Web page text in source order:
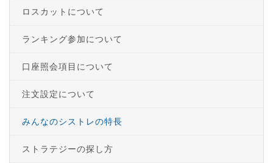
ロスカットについて
ランキング参加について
口座照会項目について
注文設定について
みんなのシストレの特長
ストラテジーの探し方